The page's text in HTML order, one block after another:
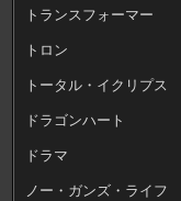
トランスフォーマー
トロン
トータル・イクリプス
ドラゴンハート
ドラマ
ノー・ガンズ・ライフ